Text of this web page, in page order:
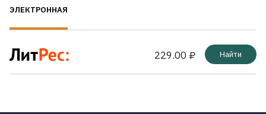
ЭЛЕКТРОННАЯ
229.00 ₽ Найти